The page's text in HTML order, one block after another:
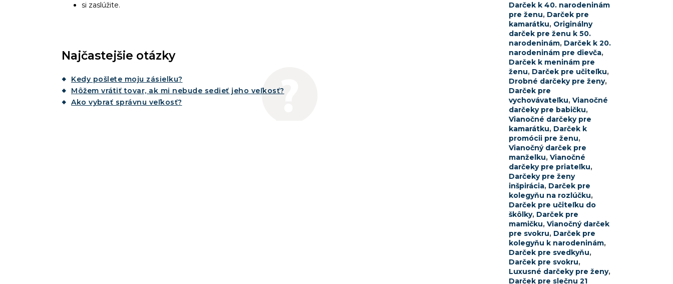
si zaslúžite.
Najčastejšie otázky
Kedy pošlete moju zásielku?
Môžem vrátiť tovar, ak mi nebude sedieť jeho veľkosť?
Ako vybrať správnu veľkosť?
Darček k 40. narodeninám
pre ženu, Darček pre
kamarátku, Originálny
darček pre ženu k 50.
narodeninám, Darček k 20.
narodeninám pre dievča,
Darček k meninám pre
ženu, Darček pre učiteľku,
Drobné darčeky pre ženy,
Darček pre
vychovávateľku, Vianočné
darčeky pre babičku,
Vianočné darčeky pre
kamarátku, Darček k
promócii pre ženu,
Vianočný darček pre
manželku, Vianočné
darčeky pre priateľku,
Darčeky pre ženy
inšpirácia, Darček pre
kolegyňu na rozlúčku,
Darček pre učiteľku do
škôlky, Darček pre
mamičku, Vianočný darček
pre svokru, Darček pre
kolegyňu k narodeninám,
Darček pre svedkyňu,
Darček pre svokru,
Luxusné darčeky pre ženy,
Darček pre slečnu 21